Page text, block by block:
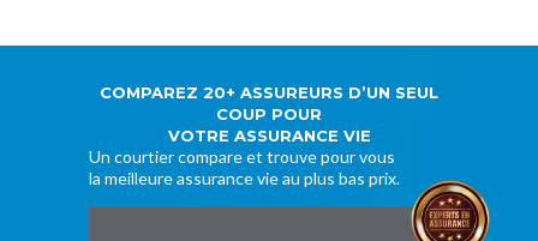
COMPAREZ 20+ ASSUREURS D’UN SEUL
COUP POUR
VOTRE ASSURANCE VIE
Un courtier compare et trouve pour vous
la meilleure assurance vie au plus bas prix.